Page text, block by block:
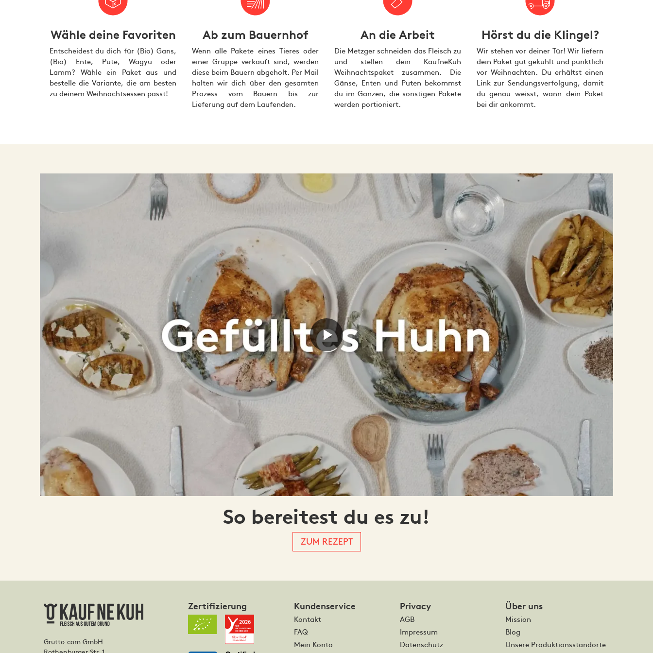
Bei der Gründung der Oranjehoen waren Johan fünf Ziele wichtig, die er nun alle erreicht hat und die seine Five Stars ausmachen:
Jedes Paket enthält nicht nur ein, sondern gleich zwei leckere, ofenfertige Hühnchen mit klassischer Füllung.
Bitte beachte: Die gefüllten Klassikhühner kommen tiefgefroren zu dir– so bleiben sie frisch und du kannst sie passend zu Weihnachten zubereiten.
Zutaten: Oranjehoen‑Hähnchen, Hähnchenhackfleisch, Tutti‑Frutti‑Mischung, Knoblauch, Schalotte, Blattpetersilie, Curry, Salz und Pfeffer.
Wähle deine Favoriten
Entscheidest du dich für (Bio) Gans,
(Bio) Ente, Pute, Wagyu oder
Lamm? Wähle ein Paket aus und
bestelle die Variante, die am besten
zu deinem Weihnachtsessen passt!
Ab zum Bauernhof
Wenn alle Pakete eines Tieres oder
einer Gruppe verkauft sind, werden
diese beim Bauern abgeholt. Per Mail
halten wir dich über den gesamten
Prozess vom Bauern bis zur
Lieferung auf dem Laufenden.
An die Arbeit
Die Metzger schneiden das Fleisch zu
und stellen dein KaufneKuh
Weihnachtspaket zusammen. Die
Gänse, Enten und Puten bekommst
du im Ganzen, die sonstigen Pakete
werden portioniert.
Hörst du die Klingel?
Wir stehen vor deiner Tür! Wir liefern
dein Paket gut gekühlt und pünktlich
vor Weihnachten. Du erhältst einen
Link zur Sendungsverfolgung, damit
du genau weisst, wann dein Paket
bei dir ankommt.
So bereitest du es zu!
ZUM REZEPT
Grutto.com GmbH
Zertifizierung
Kundenservice
Kontakt
FAQ
Mein Konto
Privacy
AGB
Impressum
Datenschutz
Über uns
Mission
Blog
Unsere Produktionsstandorte